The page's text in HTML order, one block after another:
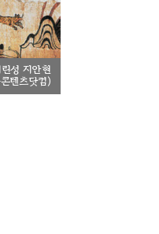
성 지안현
텐츠닷컴)